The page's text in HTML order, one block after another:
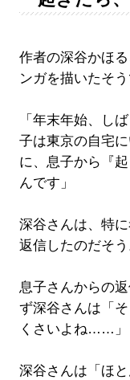
作者の深谷かほ
ンガを描いたそう
「年末年始、し
子は東京の自宅
に、息子から『
んです」
深谷さんは、特
返信したのだそう
息子さんからの
ず深谷さんは「
くさいよね……」
深谷さんは「ほ